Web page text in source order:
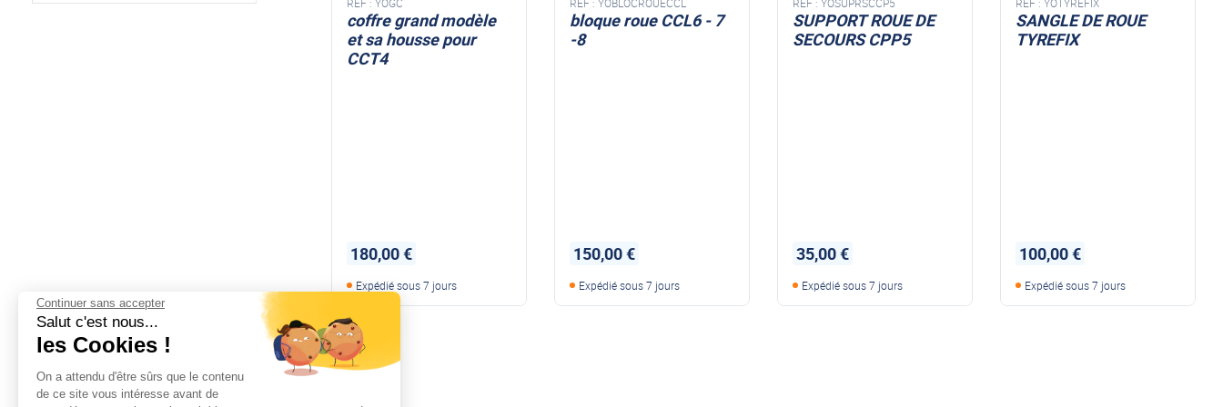
Continuer sans accepter
Salut c'est nous...
les Cookies !
On a attendu d'être sûrs que le contenu
de ce site vous intéresse avant de
coffre grand modèle
et sa housse pour
CCT4
180,00 €
Expédié sous 7 jours
bloque roue CCL6 - 7
-8
150,00 €
Expédié sous 7 jours
SUPPORT ROUE DE
SECOURS CPP5
35,00 €
Expédié sous 7 jours
SANGLE DE ROUE
TYREFIX
100,00 €
Expédié sous 7 jours